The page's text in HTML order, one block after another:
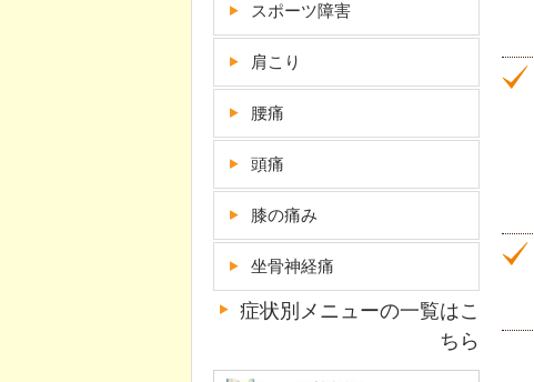
スポーツ障害
肩こり
腰痛
頭痛
膝の痛み
坐骨神経痛
症状別メニューの一覧はこ
ちら